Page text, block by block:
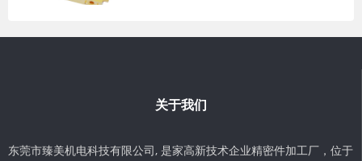
关于我们
东莞市臻美机电科技有限公司, 是家高新技术企业精密件加工厂，位于